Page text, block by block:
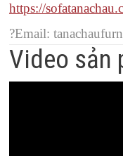
https://
?Email:
Video sản